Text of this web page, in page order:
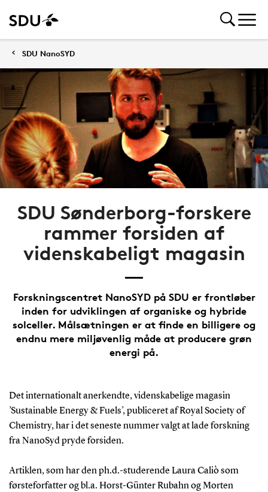
SDU NanoSYD
SDU Sønderborg-forskere
rammer forsiden af
videnskabeligt magasin
Forskningscentret NanoSYD på SDU er frontløber
inden for udviklingen af organiske og hybride
solceller. Målsætningen er at finde en billigere og
endnu mere miljøvenlig måde at producere grøn
energi på.
Det internationalt anerkendte, videnskabelige magasin
’Sustainable Energy & Fuels’, publiceret af Royal Society of
Chemistry, har i det seneste nummer valgt at lade forskning
fra NanoSyd pryde forsiden.
Artiklen, som har den ph.d.-studerende Laura Caliò som
førsteforfatter og bl.a. Horst-Günter Rubahn og Morten